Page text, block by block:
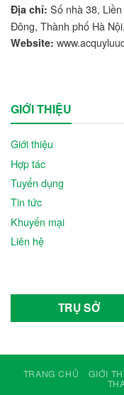
Địa chỉ: Số nhà 38,
Đông, Thành phố Hà
Website:
GIỚI THIỆU
Giới thiệu
Hợp tác
Tuyển dụng
Tin tức
Khuyến mại
Liên hệ
TRỤ SỞ
TRANG CHỦ GIỚI